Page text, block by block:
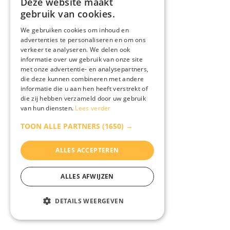
gebruik van cookies.
We gebruiken cookies om inhoud en
advertenties te personaliseren en om ons
verkeer te analyseren. We delen ook
informatie over uw gebruik van onze site
met onze advertentie- en analysepartners,
die deze kunnen combineren met andere
informatie die u aan hen heeft verstrekt of
die zij hebben verzameld door uw gebruik
van hun diensten. Lees verder
TOON ALLE PARTNERS (1650) →
ALLES ACCEPTEREN
ALLES AFWIJZEN
DETAILS WEERGEVEN